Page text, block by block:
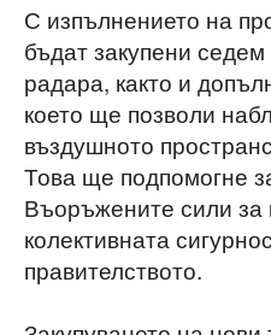
С изпълнението на
бъдат закупени
радара, както и
което ще позволи
въздушното
Това ще подпомогне
Въоръжените сили за
колективната
правителството.